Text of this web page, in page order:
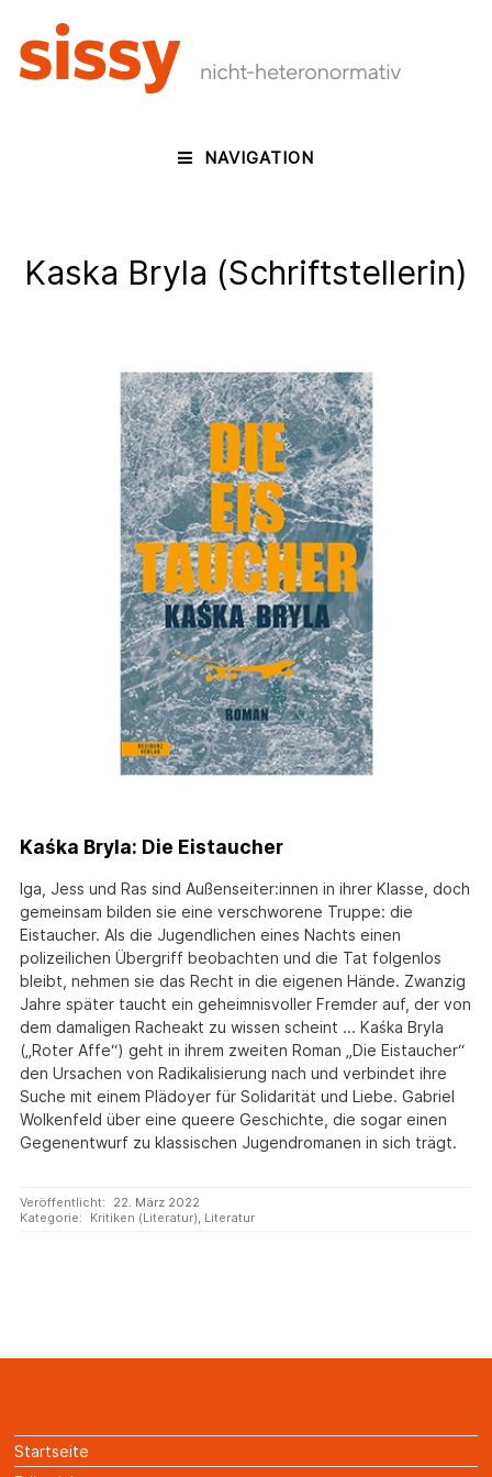
NAVIGATION
Kaska Bryla (Schriftstellerin)
Kaśka Bryla: Die Eistaucher
Iga, Jess und Ras sind Außenseiter:innen in ihrer Klasse, doch
gemeinsam bilden sie eine verschworene Truppe: die
Eistaucher. Als die Jugendlichen eines Nachts einen
polizeilichen Übergriff beobachten und die Tat folgenlos
bleibt, nehmen sie das Recht in die eigenen Hände. Zwanzig
Jahre später taucht ein geheimnisvoller Fremder auf, der von
dem damaligen Racheakt zu wissen scheint ... Kaśka Bryla
(„Roter Affe“) geht in ihrem zweiten Roman „Die Eistaucher“
den Ursachen von Radikalisierung nach und verbindet ihre
Suche mit einem Plädoyer für Solidarität und Liebe. Gabriel
Wolkenfeld über eine queere Geschichte, die sogar einen
Gegenentwurf zu klassischen Jugendromanen in sich trägt.
Veröffentlicht:
22. März 2022
Kategorie:
Kritiken (Literatur), Literatur
Startseite